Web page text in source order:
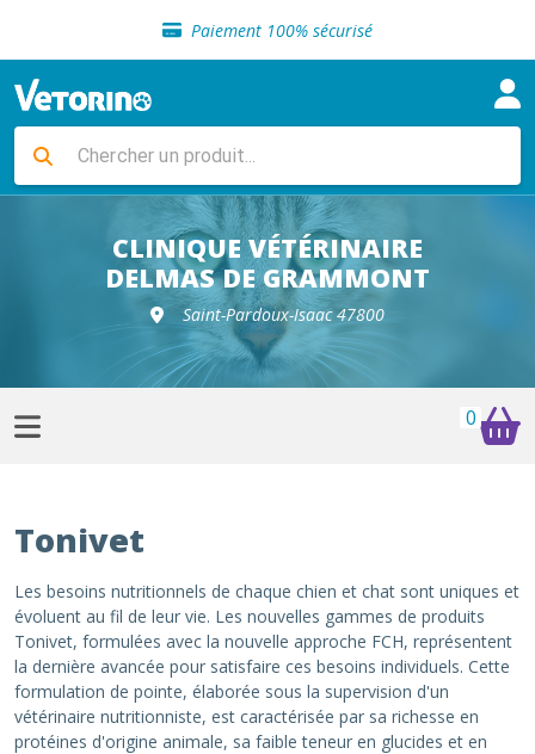
Paiement 100% sécurisé
Livraison gratuite en clinique vétérinaire
Sélection de croquettes vétérinaire
Livraison gratuite en clinique vétérinaire
Retour gratuit en clinique
Sélection de croquettes vétérinaire
CLINIQUE VÉTÉRINAIRE
DELMAS DE GRAMMONT
Saint-Pardoux-Isaac 47800
0
Tonivet
Les besoins nutritionnels de chaque chien et chat sont uniques et
évoluent au fil de leur vie. Les nouvelles gammes de produits
Tonivet, formulées avec la nouvelle approche FCH, représentent
la dernière avancée pour satisfaire ces besoins individuels. Cette
formulation de pointe, élaborée sous la supervision d'un
vétérinaire nutritionniste, est caractérisée par sa richesse en
protéines d'origine animale, sa faible teneur en glucides et en